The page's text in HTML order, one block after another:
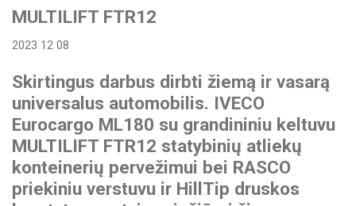
MULTILIFT hidrauliniai
LOGLIFT miško krautuvai
JONSERED krautuvai
metalo laužui
KLUBB žmonių kėlimo
platforma
METSATEK miškavežiai
ALUCAR statramsčiai
Statybinės technikos
pervežimo platformos
SKIBICKI konteinervežės
priekabos
STAS savivartės
puspriekabės
GHH RAND kompresoriai
GARDNER DENVER
kompresoriai
Hidraulinės sistemos
vilkikams
HIAB aksesuarai
MULTILIFT FTR12
2023 12 08
Skirtingus darbus dirbti žiemą ir vasarą
universalus automobilis. IVECO
Eurocargo ML180 su grandininiu keltuvu
MULTILIFT FTR12 statybinių atliekų
konteinerių pervežimui bei RASCO
priekiniu verstuvu ir HillTip druskos